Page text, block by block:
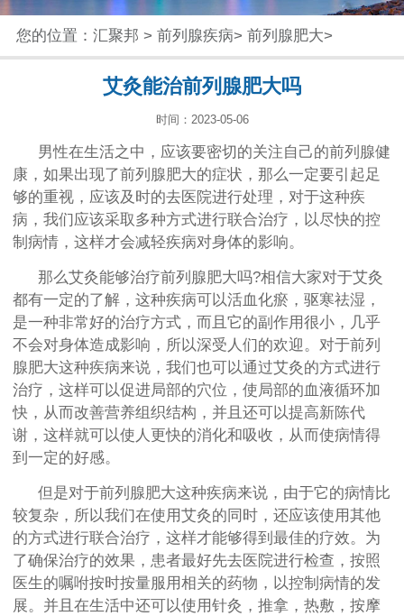
您的位置： 汇聚邦 > 前列腺疾病> 前列腺肥大>
艾灸能治前列腺肥大吗
时间：2023-05-06
男性在生活之中，应该要密切的关注自己的前列腺健
康，如果出现了前列腺肥大的症状，那么一定要引起足
够的重视，应该及时的去医院进行处理，对于这种疾
病，我们应该采取多种方式进行联合治疗，以尽快的控
制病情，这样才会减轻疾病对身体的影响。
那么艾灸能够治疗前列腺肥大吗?相信大家对于艾灸
都有一定的了解，这种疾病可以活血化瘀，驱寒祛湿，
是一种非常好的治疗方式，而且它的副作用很小，几乎
不会对身体造成影响，所以深受人们的欢迎。对于前列
腺肥大这种疾病来说，我们也可以通过艾灸的方式进行
治疗，这样可以促进局部的穴位，使局部的血液循环加
快，从而改善营养组织结构，并且还可以提高新陈代
谢，这样就可以使人更快的消化和吸收，从而使病情得
到一定的好感。
但是对于前列腺肥大这种疾病来说，由于它的病情比
较复杂，所以我们在使用艾灸的同时，还应该使用其他
的方式进行联合治疗，这样才能够得到最佳的疗效。为
了确保治疗的效果，患者最好先去医院进行检查，按照
医生的嘱咐按时按量服用相关的药物，以控制病情的发
展。并且在生活中还可以使用针灸，推拿，热敷，按摩